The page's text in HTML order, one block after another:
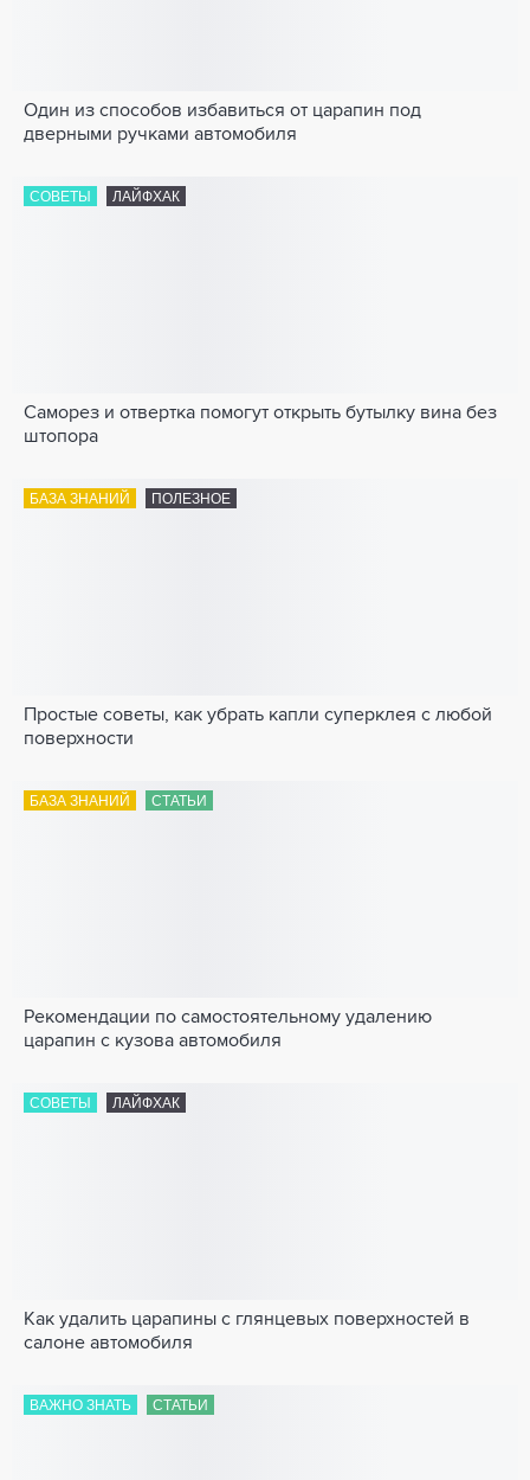
Один из способов избавиться от царапин под
дверными ручками автомобиля
СОВЕТЫ ЛАЙФХАК
Саморез и отвертка помогут открыть бутылку вина без
штопора
БАЗА ЗНАНИЙ ПОЛЕЗНОЕ
Простые советы, как убрать капли суперклея с любой
поверхности
БАЗА ЗНАНИЙ СТАТЬИ
Рекомендации по самостоятельному удалению
царапин с кузова автомобиля
СОВЕТЫ ЛАЙФХАК
Как удалить царапины с глянцевых поверхностей в
салоне автомобиля
ВАЖНО ЗНАТЬ СТАТЬИ